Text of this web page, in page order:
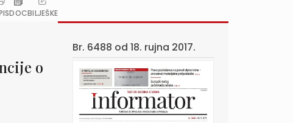
DOCBILJEŠKE
o
Br. 6488 od 18. rujna 2017.